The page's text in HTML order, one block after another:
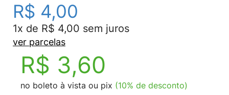
R$ 4,00
1x de R$ 4,00 sem juros
ver parcelas
R$ 3,60
no boleto à vista ou pix (10% de desconto)